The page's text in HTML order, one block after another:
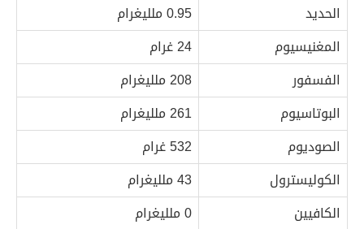
الحديد
0.95 ملليغرام
المغنيسيوم
24 غرام
الفسفور
208 ملليغرام
البوتاسيوم
261 ملليغرام
الصوديوم
532 غرام
الكوليسترول
43 ملليغرام
الكافيين
0 ملليغرام